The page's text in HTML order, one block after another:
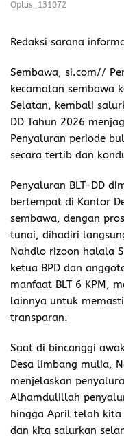
Oplus_131072
Redaksi sarana
Sembawa, si.com//
kecamatan sembawa
Selatan, kembali
DD Tahun 2026
Penyaluran periode
secara tertib dan
Penyaluran BLT-DD
bertempat di Kantor
sembawa, dengan
tunai, dihadiri
Nahdlo rizoon halala
ketua BPD dan
manfaat BLT 6 KPM,
lainnya untuk
transparan.
Saat di bincanggi
Desa limbang mulia,
menjelaskan
Alhamdulillah
hingga April telah kita
dan kita salurkan